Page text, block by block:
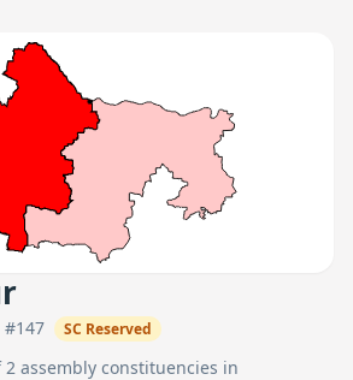
#147 SC Reserved
2 assembly constituencies in